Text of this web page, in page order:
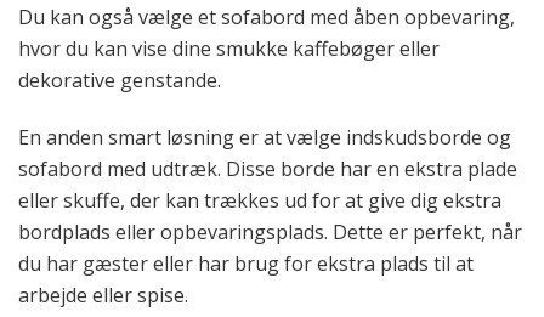
Du kan også vælge et sofabord med åben opbevaring,
hvor du kan vise dine smukke kaffebøger eller
dekorative genstande.
En anden smart løsning er at vælge indskudsborde og
sofabord med udtræk. Disse borde har en ekstra plade
eller skuffe, der kan trækkes ud for at give dig ekstra
bordplads eller opbevaringsplads. Dette er perfekt, når
du har gæster eller har brug for ekstra plads til at
arbejde eller spise.